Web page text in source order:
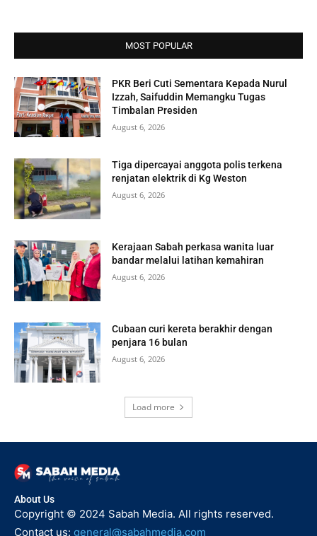
MOST POPULAR
PKR Beri Cuti Sementara Kepada Nurul
Izzah, Saifuddin Memangku Tugas
Timbalan Presiden
August 6, 2026
Tiga dipercayai anggota polis terkena
renjatan elektrik di Kg Weston
August 6, 2026
Kerajaan Sabah perkasa wanita luar
bandar melalui latihan kemahiran
August 6, 2026
Cubaan curi kereta berakhir dengan
penjara 16 bulan
August 6, 2026
Load more
About Us
Copyright © 2024 Sabah Media. All rights reserved.
Contact us: general@sabahmedia.com